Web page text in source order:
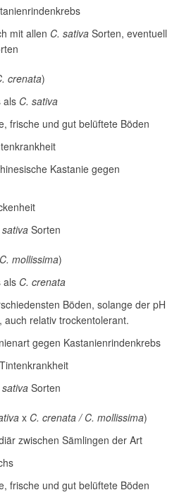
mit allen C. sativa Sorten, eventuell
crenata)
als C. sativa
frische und gut belüftete Böden
Kastanie gegen
sativa Sorten
C. mollissima)
als C. crenata
Böden, solange der pH
relativ trockentolerant.
gegen Kastanienrindenkrebs
sativa Sorten
x C. crenata / C. mollissima)
zwischen Sämlingen der Art
frische und gut belüftete Böden